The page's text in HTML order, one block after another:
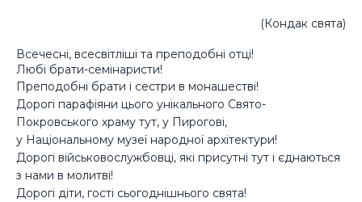
(Кондак свята)
Всечесні, всесвітліші та преподобні отці!
Любі брати-семінаристи!
Преподобні брати і сестри в монашестві!
Дорогі парафіяни цього унікального Свято-
Покровського храму тут, у Пирогові,
у Національному музеї народної архітектури!
Дорогі військовослужбовці, які присутні тут і єднаються
з нами в молитві!
Дорогі діти, гості сьогоднішнього свята!